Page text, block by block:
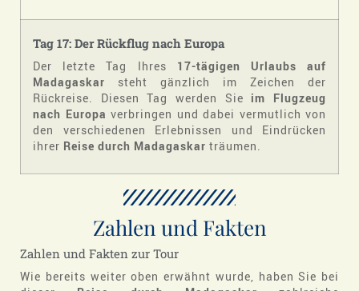
Tag 17: Der Rückflug nach Europa
Der letzte Tag Ihres 17-tägigen Urlaubs auf
Madagaskar steht gänzlich im Zeichen der
Rückreise. Diesen Tag werden Sie im Flugzeug
nach Europa verbringen und dabei vermutlich von
den verschiedenen Erlebnissen und Eindrücken
ihrer Reise durch Madagaskar träumen.
Zahlen und Fakten
Zahlen und Fakten zur Tour
Wie bereits weiter oben erwähnt wurde, haben Sie bei